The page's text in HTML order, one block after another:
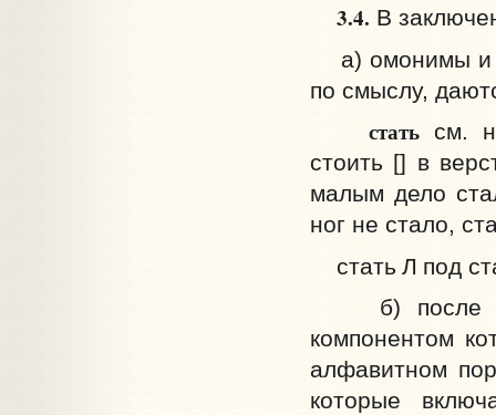
3.4. В
а) омонимы и
по смыслу,
статьсм.
стоить [] в
малым дело
ног не стало,
стать Л под
б) после
компонентом
алфавитном
которые